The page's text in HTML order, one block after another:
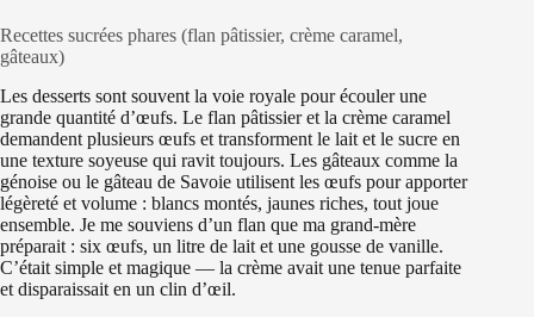
Recettes sucrées phares (flan pâtissier, crème caramel,
gâteaux)
Les desserts sont souvent la voie royale pour écouler une
grande quantité d’œufs. Le flan pâtissier et la crème caramel
demandent plusieurs œufs et transforment le lait et le sucre en
une texture soyeuse qui ravit toujours. Les gâteaux comme la
génoise ou le gâteau de Savoie utilisent les œufs pour apporter
légèreté et volume : blancs montés, jaunes riches, tout joue
ensemble. Je me souviens d’un flan que ma grand-mère
préparait : six œufs, un litre de lait et une gousse de vanille.
C’était simple et magique — la crème avait une tenue parfaite
et disparaissait en un clin d’œil.